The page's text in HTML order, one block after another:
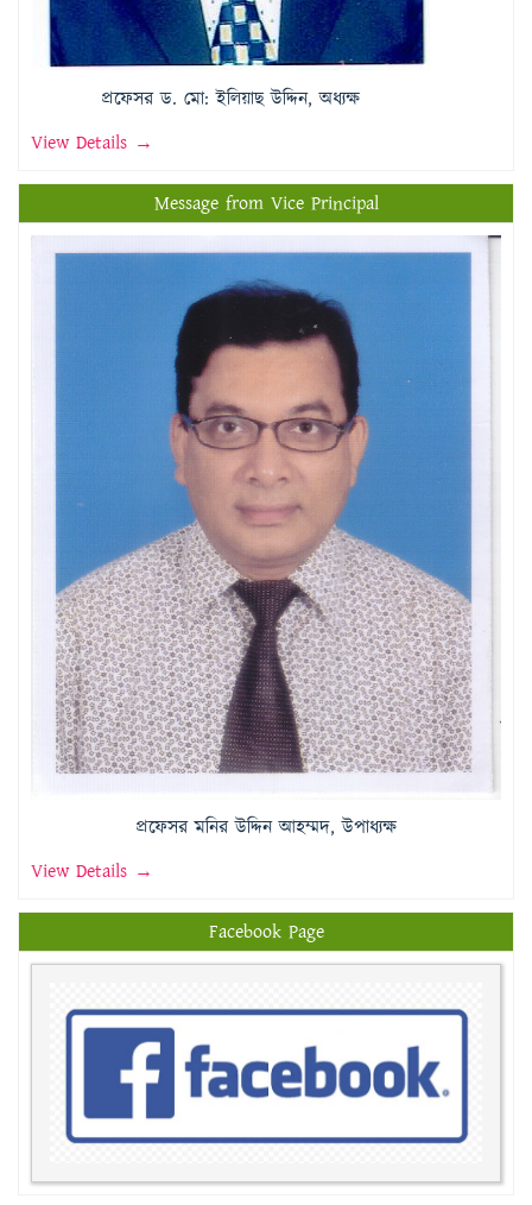
প্রফেসর ড. মো: ইলিয়াছ উদ্দিন, অধ্যক্ষ
View Details →
Message from Vice Principal
প্রফেসর মনির উদ্দিন আহম্মদ, উপাধ্যক্ষ
View Details →
Facebook Page